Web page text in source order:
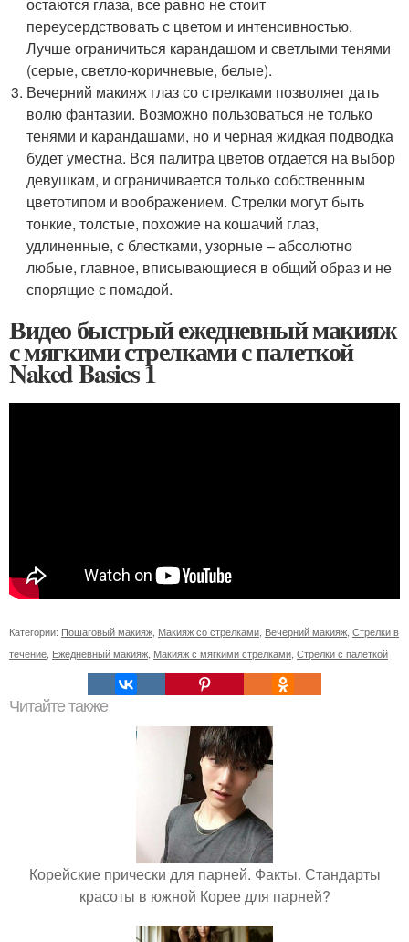
переусердствовать с цветом и интенсивностью.
Лучше ограничиться карандашом и светлыми тенями
(серые, светло-коричневые, белые).
Вечерний макияж глаз со стрелками позволяет дать
волю фантазии. Возможно пользоваться не только
тенями и карандашами, но и черная жидкая подводка
будет уместна. Вся палитра цветов отдается на выбор
девушкам, и ограничивается только собственным
цветотипом и воображением. Стрелки могут быть
тонкие, толстые, похожие на кошачий глаз,
удлиненные, с блестками, узорные – абсолютно
любые, главное, вписывающиеся в общий образ и не
спорящие с помадой.
Видео быстрый ежедневный макияж
с мягкими стрелками с палеткой
Naked Basics 1
Категории: Пошаговый макияж Макияж со стрелками Вечерний макияж Стрелки в
течение Ежедневный макияж Макияж с мягкими стрелками Стрелки с палеткой
Читайте также
Корейские прически для парней. Факты. Стандарты
красоты в южной Корее для парней?